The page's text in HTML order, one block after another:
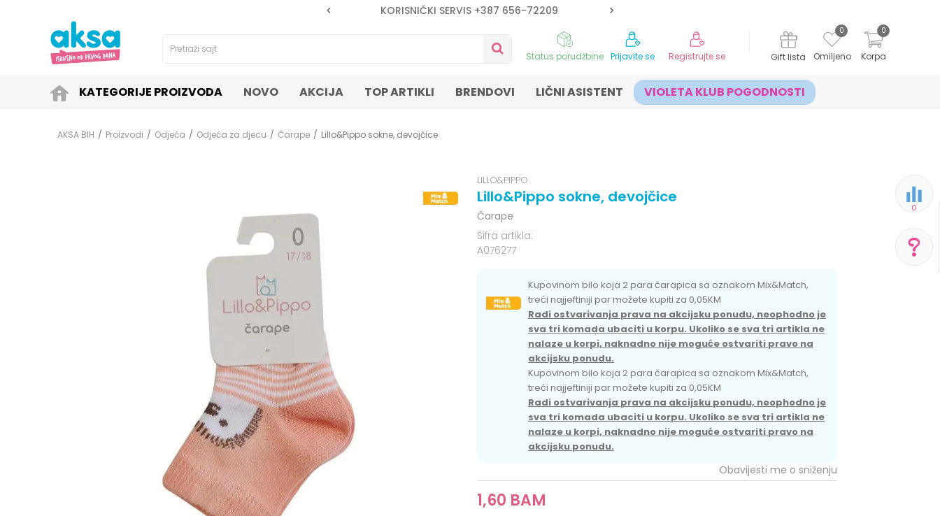
KORISNIČKI SERVIS +387 656-72209
Pretraži sajt
Korpa
0
Omiljeno
0
Gift lista
Prijavite se Registrujte se
Status porudžbine
KATEGORIJE PROIZVODA NOVO AKCIJA TOP ARTIKLI BRENDOVI LIČNI ASISTENT VIOLETA KLUB POGODNOSTI
0
AKSA BIH Proizvodi Odjeća Odjeća za djecu Čarape Lillo&Pippo sokne, devojčice
LILLO&PIPPO
Lillo&Pippo sokne, devojčice
Čarape
Šifra artikla:
A076277
Kupovinom bilo koja 2 para čarapica sa oznakom Mix&Match,
treći najjeftiniji par možete kupiti za 0,05KM
Radi ostvarivanja prava na akcijsku ponudu, neophodno je
sva tri komada ubaciti u korpu. Ukoliko se sva tri artikla ne
nalaze u korpi, naknadno nije moguće ostvariti pravo na
akcijsku ponudu.
Kupovinom bilo koja 2 para čarapica sa oznakom Mix&Match,
treći najjeftiniji par možete kupiti za 0,05KM
Radi ostvarivanja prava na akcijsku ponudu, neophodno je
sva tri komada ubaciti u korpu. Ukoliko se sva tri artikla ne
nalaze u korpi, naknadno nije moguće ostvariti pravo na
akcijsku ponudu.
1,60 BAM
Obavijesti me o sniženju
POMOĆ PRI KUPOVINI
Za više informacija,
pomoć i porudžbine
+387 656-72209
Pon-Subota: 09:00-
15:00h
Pišite nam
aksaonlinebih@aksabih.ba